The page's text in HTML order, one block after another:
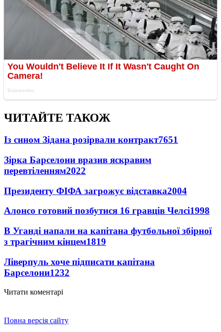
ЧИТАЙТЕ ТАКОЖ
Із сином Зідана розірвали контракт7651
Зірка Барселони вразив яскравим
перевтіленням2022
Президенту ФІФА загрожує відставка2004
Алонсо готовий позбутися 16 гравців Челсі1998
В Уганді напали на капітана футбольної збірної
з трагічним кінцем1819
Ліверпуль хоче підписати капітана
Барселони1232
Читати коментарі
Повна версія сайту